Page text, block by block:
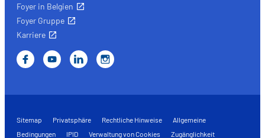
Foyer in Belgien
Foyer Gruppe
Karriere
Sitemap Privatsphäre Rechtliche Hinweise
Allgemeine
Bedingungen
IPID Verwaltung von Cookies Zugänglichkeit